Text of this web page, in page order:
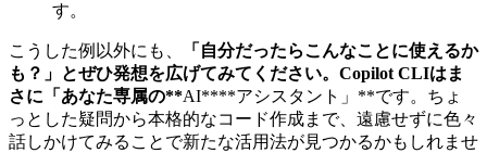
す。
こうした例以外にも、
「自分だったらこんなことに使えるか
も？」 とぜひ発想を広げてみてください。Copilot CLIはま
さに 「あなた専属の**AI****アシスタント」**です。ちょ
っとした疑問から本格的なコード作成まで、遠慮せずに色々
話しかけてみることで新たな活用法が見つかるかもしれませ